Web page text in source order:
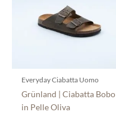
Everyday Ciabatta Uomo
Grünland | Ciabatta Bobo
in Pelle Oliva
varianti.
Le
opzioni
scelte
nella
pagina